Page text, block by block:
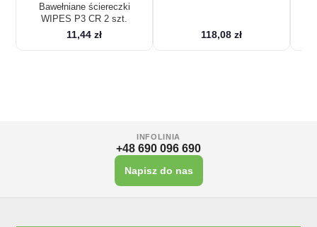
Bawełniane ściereczki
WIPES P3 CR 2 szt.
11,44 zł 118,08 zł
INFOLINIA
+48 690 096 690
Napisz do nas